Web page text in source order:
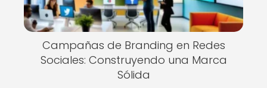
Campañas de Branding en Redes
Sociales: Construyendo una Marca
Sólida